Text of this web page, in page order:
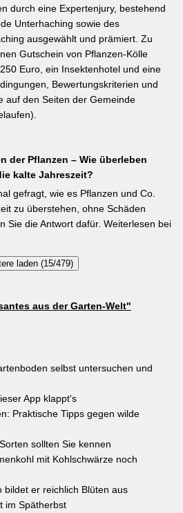
durch eine Expertenjury, bestehend
Unterhaching sowie des
ausgewählt und prämiert. Zu
Gutschein von Pflanzen-Kölle
Euro, ein Insektenhotel und eine
Bewertungskriterien und
auf den Seiten der Gemeinde
der Pflanzen – Wie überleben
kalte Jahreszeit?
gefragt, wie es Pflanzen und Co.
zu überstehen, ohne Schäden
Sie die Antwort dafür. Weiterlesen bei
laden (15/479)
aus der Garten-Welt"
selbst untersuchen und
App klappt's
Praktische Tipps gegen wilde
sollten Sie kennen
mit Kohlschwärze noch
bildet er reichlich Blüten aus
im Spätherbst